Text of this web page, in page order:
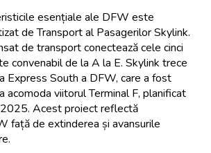
esențiale ale DFW este
de Transport al Pasagerilor Skylink.
de transport conectează cele cinci
convenabil de la A la E. Skylink trece
Express South a DFW, care a fost
acomoda viitorul Terminal F, planificat
Acest proiect reflectă
față de extinderea și avansurile